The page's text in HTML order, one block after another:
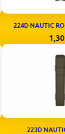
224D NAUTIC
223D